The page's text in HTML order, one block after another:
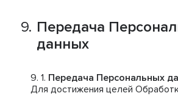
Передача
данных
Передача Персональных
Для достижения целей